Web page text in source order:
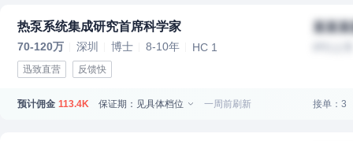
热泵系统集成研究首席科学家
70-120万 深圳 博士 8-10年 HC 1
迅致直营 反馈快
某某
预计佣金 113.4K 保证期：见具体档位 一周前刷新 接单：3